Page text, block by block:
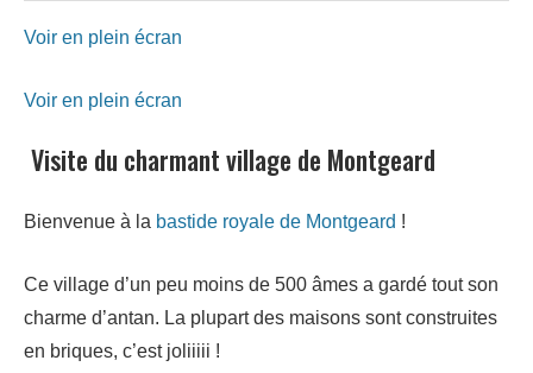
Voir en plein écran
Voir en plein écran
Visite du charmant village de Montgeard
Bienvenue à la bastide royale de Montgeard !
Ce village d’un peu moins de 500 âmes a gardé tout son
charme d’antan. La plupart des maisons sont construites
en briques, c’est joliiiii !